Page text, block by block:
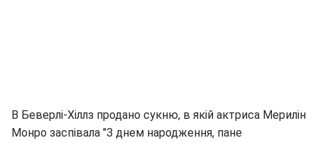
В Беверлі-Хіллз продано сукню, в якій актриса Мерилін
Монро заспівала "З днем народження, пане